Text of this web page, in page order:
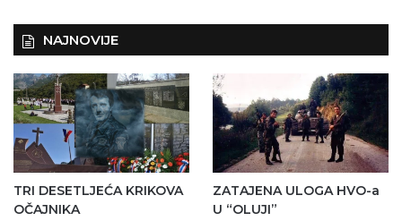
NAJNOVIJE
TRI DESETLJEĆA KRIKOVA
OČAJNIKA
ZATAJENA ULOGA HVO-a
U “OLUJI”